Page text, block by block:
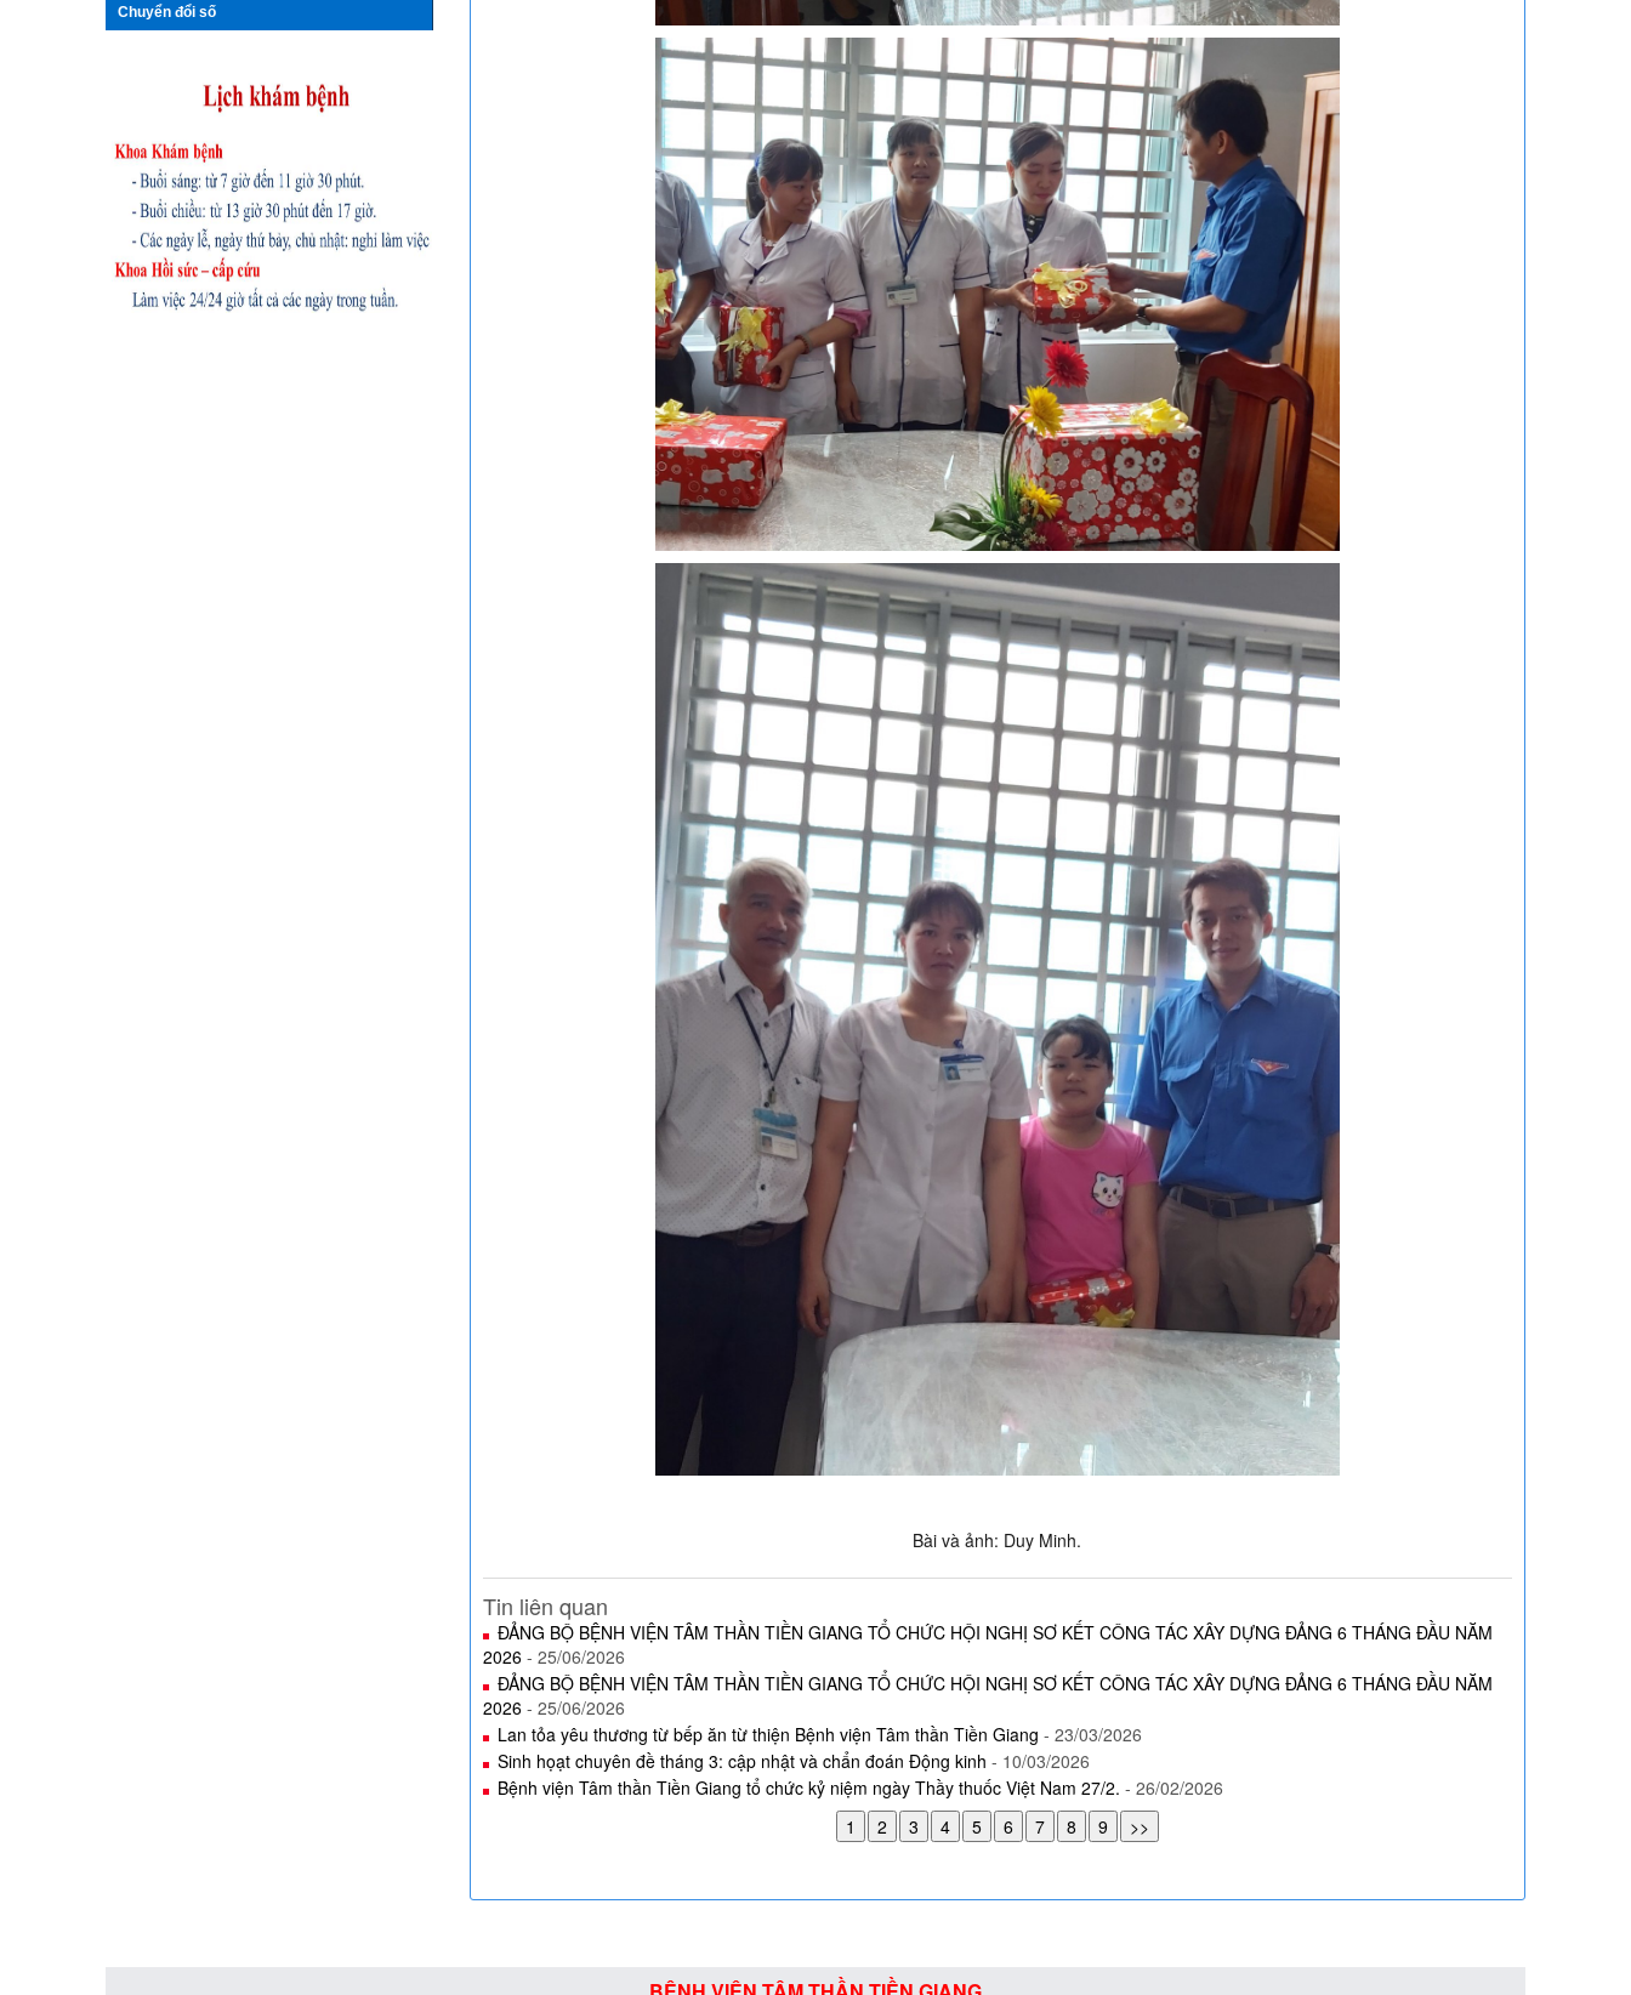
Chuyển đổi số
Bài và ảnh: Duy Minh.
Tin liên quan
ĐẢNG BỘ BỆNH VIỆN TÂM THẦN TIỀN GIANG TỔ CHỨC HỘI NGHỊ SƠ KẾT CÔNG TÁC XÂY DỰNG ĐẢNG 6 THÁNG ĐẦU NĂM
2026 - 25/06/2026
ĐẢNG BỘ BỆNH VIỆN TÂM THẦN TIỀN GIANG TỔ CHỨC HỘI NGHỊ SƠ KẾT CÔNG TÁC XÂY DỰNG ĐẢNG 6 THÁNG ĐẦU NĂM
2026 - 25/06/2026
Lan tỏa yêu thương từ bếp ăn từ thiện Bệnh viện Tâm thần Tiền Giang - 23/03/2026
Sinh họạt chuyên đề tháng 3: cập nhật và chẩn đoán Động kinh - 10/03/2026
Bệnh viện Tâm thần Tiền Giang tổ chức kỷ niệm ngày Thầy thuốc Việt Nam 27/2. - 26/02/2026